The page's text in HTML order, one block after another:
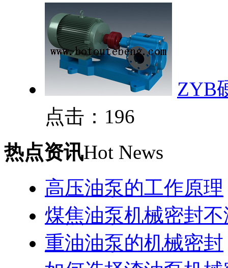
ZYB
点击：196
热点资讯Hot News
高压油泵的工作原理
煤焦油泵机械密封
重油油泵的机械密封